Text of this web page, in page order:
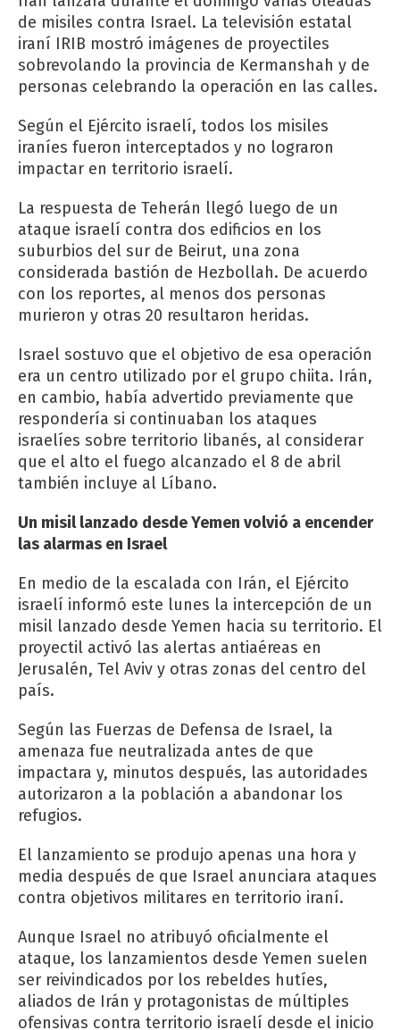
de misiles contra Israel. La televisión estatal
iraní IRIB mostró imágenes de proyectiles
sobrevolando la provincia de Kermanshah y de
personas celebrando la operación en las calles.
Según el Ejército israelí, todos los misiles
iraníes fueron interceptados y no lograron
impactar en territorio israelí.
La respuesta de Teherán llegó luego de un
ataque israelí contra dos edificios en los
suburbios del sur de Beirut, una zona
considerada bastión de Hezbollah. De acuerdo
con los reportes, al menos dos personas
murieron y otras 20 resultaron heridas.
Israel sostuvo que el objetivo de esa operación
era un centro utilizado por el grupo chiita. Irán,
en cambio, había advertido previamente que
respondería si continuaban los ataques
israelíes sobre territorio libanés, al considerar
que el alto el fuego alcanzado el 8 de abril
también incluye al Líbano.
Un misil lanzado desde Yemen volvió a encender
las alarmas en Israel
En medio de la escalada con Irán, el Ejército
israelí informó este lunes la intercepción de un
misil lanzado desde Yemen hacia su territorio. El
proyectil activó las alertas antiaéreas en
Jerusalén, Tel Aviv y otras zonas del centro del
país.
Según las Fuerzas de Defensa de Israel, la
amenaza fue neutralizada antes de que
impactara y, minutos después, las autoridades
autorizaron a la población a abandonar los
refugios.
El lanzamiento se produjo apenas una hora y
media después de que Israel anunciara ataques
contra objetivos militares en territorio iraní.
Aunque Israel no atribuyó oficialmente el
ataque, los lanzamientos desde Yemen suelen
ser reivindicados por los rebeldes hutíes,
aliados de Irán y protagonistas de múltiples
ofensivas contra territorio israelí desde el inicio